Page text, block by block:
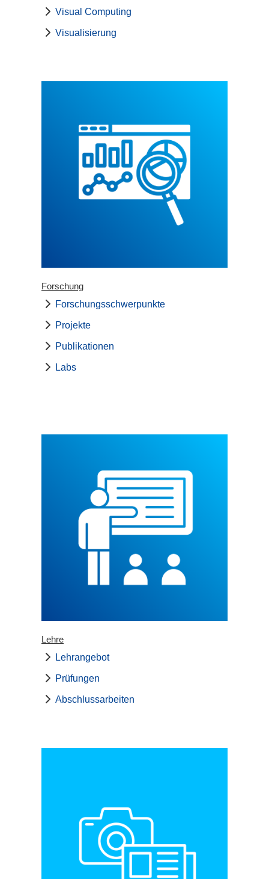
Visual Computing
Visualisierung
Forschung
Forschungsschwerpunkte
Projekte
Publikationen
Labs
Lehre
Lehrangebot
Prüfungen
Abschlussarbeiten